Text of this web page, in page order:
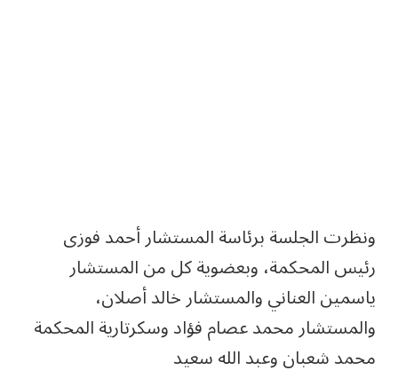
ونظرت الجلسة برئاسة المستشار أحمد فوزى
رئيس المحكمة، وبعضوية كل من المستشار
ياسمين العناني والمستشار خالد أصلان،
والمستشار محمد عصام فؤاد وسكرتارية المحكمة
محمد شعبان وعبد الله سعيد